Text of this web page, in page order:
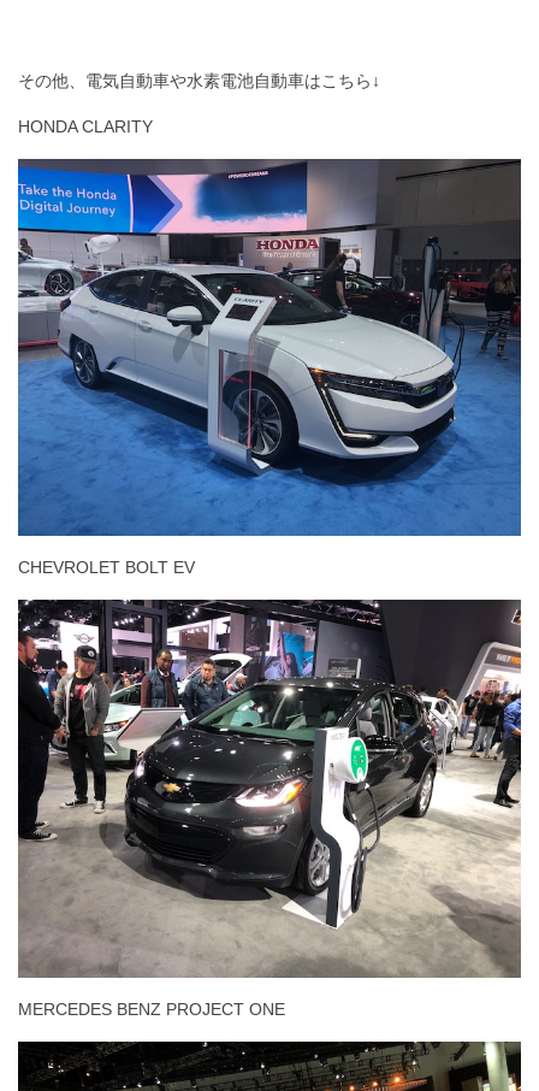
その他、電気自動車や水素電池自動車はこちら↓
HONDA CLARITY
CHEVROLET BOLT EV
MERCEDES BENZ PROJECT ONE